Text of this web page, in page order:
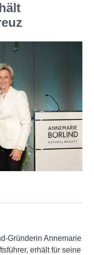
Gründerin Annemarie
erhält für seine